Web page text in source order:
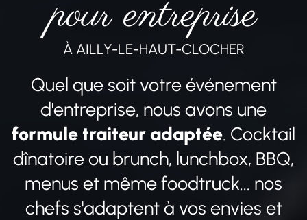
pour entreprise
À AILLY-LE-HAUT-CLOCHER
Quel que soit votre événement
d'entreprise, nous avons une
formule traiteur adaptée. Cocktail
dînatoire ou brunch, lunchbox, BBQ,
menus et même foodtruck... nos
chefs s'adaptent à vos envies et